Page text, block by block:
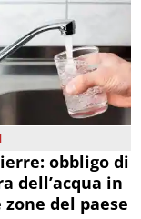
obbligo di
dell’acqua in
del paese